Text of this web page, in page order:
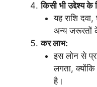
किसी भी उद्देश्य के
यह राशि
अन्य जरूरतों
कर लाभ:
इस लोन से
लगता,
है।